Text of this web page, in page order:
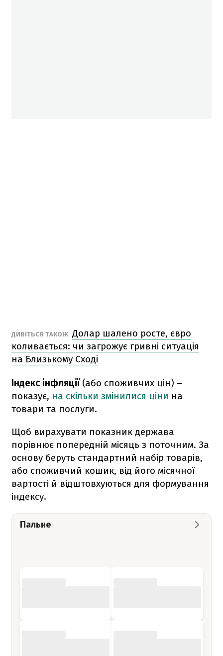
ДИВІТЬСЯ ТАКОЖ Долар шалено росте, євро
коливається: чи загрожує гривні ситуація
на Близькому Сході
Індекс інфляції (або споживчих цін) –
показує, на скільки змінилися ціни на
товари та послуги.
Щоб вирахувати показник держава
порівнює попередній місяць з поточним. За
основу беруть стандартний набір товарів,
або споживчий кошик, від його місячної
вартості й відштовхуються для формування
індексу.
Пальне